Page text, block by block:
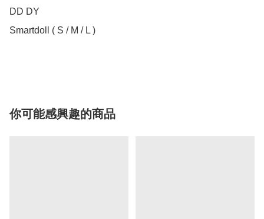
DD DY
Smartdoll ( S / M / L )
你可能感興趣的商品